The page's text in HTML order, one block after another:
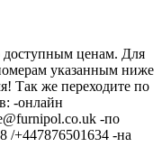
ценам. Для
указанным ниже
Так же переходите по
-онлайн
-по
/+447876501634 -на